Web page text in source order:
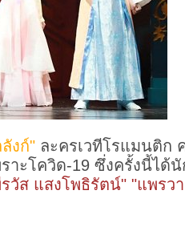
งก์" ละครเวทีโรแมนติก
าะโควิด-19 ซึ่งครั้งนี้ได้
วัส แสงโพธิรัตน์" "แพร